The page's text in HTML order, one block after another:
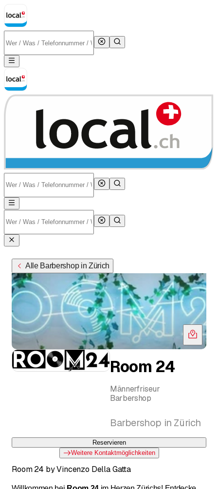
Alle Barbershop in Zürich
Room 24
Männerfriseur
Barbershop
Barbershop in Zürich
Reservieren
Weitere Kontaktmöglichkeiten
Room 24 by Vincenzo Della Gatta